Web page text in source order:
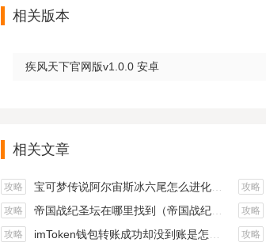
相关版本
疾风天下官网版v1.0.0 安卓
相关文章
攻略 宝可梦传说阿尔宙斯冰六尾怎么进化（宝可梦冰六尾怎么得） 攻略
攻略 帝国战纪圣坛在哪里找到（帝国战纪游戏攻略） 攻略
攻略 imToken钱包转账成功却没到账是怎么回事? 攻略